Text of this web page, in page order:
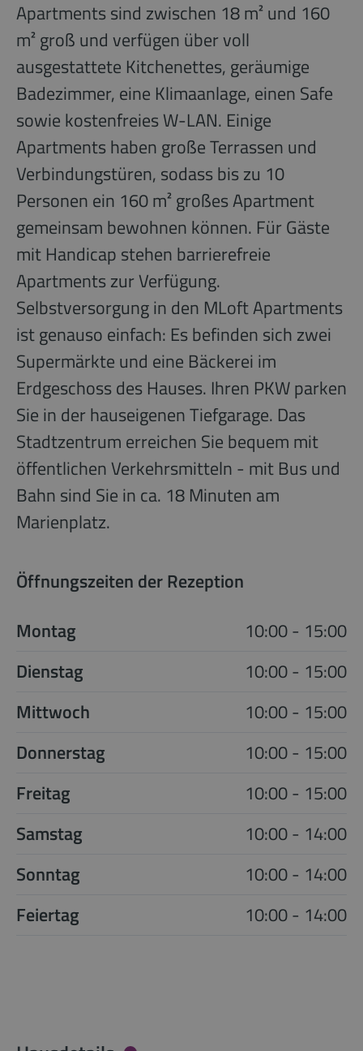
Apartments sind zwischen 18 m² und 160
m² groß und verfügen über voll
ausgestattete Kitchenettes, geräumige
Badezimmer, eine Klimaanlage, einen Safe
sowie kostenfreies W-LAN. Einige
Apartments haben große Terrassen und
Verbindungstüren, sodass bis zu 10
Personen ein 160 m² großes Apartment
gemeinsam bewohnen können. Für Gäste
mit Handicap stehen barrierefreie
Apartments zur Verfügung.
Selbstversorgung in den MLoft Apartments
ist genauso einfach: Es befinden sich zwei
Supermärkte und eine Bäckerei im
Erdgeschoss des Hauses. Ihren PKW parken
Sie in der hauseigenen Tiefgarage. Das
Stadtzentrum erreichen Sie bequem mit
öffentlichen Verkehrsmitteln - mit Bus und
Bahn sind Sie in ca. 18 Minuten am
Marienplatz.
Öffnungszeiten der Rezeption
Montag
10:00 - 15:00
Dienstag
10:00 - 15:00
Mittwoch
10:00 - 15:00
Donnerstag
10:00 - 15:00
Freitag
10:00 - 15:00
Samstag
10:00 - 14:00
Sonntag
10:00 - 14:00
Feiertag
10:00 - 14:00